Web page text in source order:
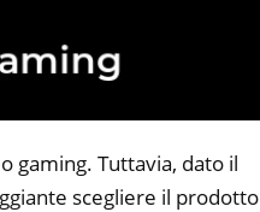
gaming. Tuttavia, dato il
scegliere il prodotto